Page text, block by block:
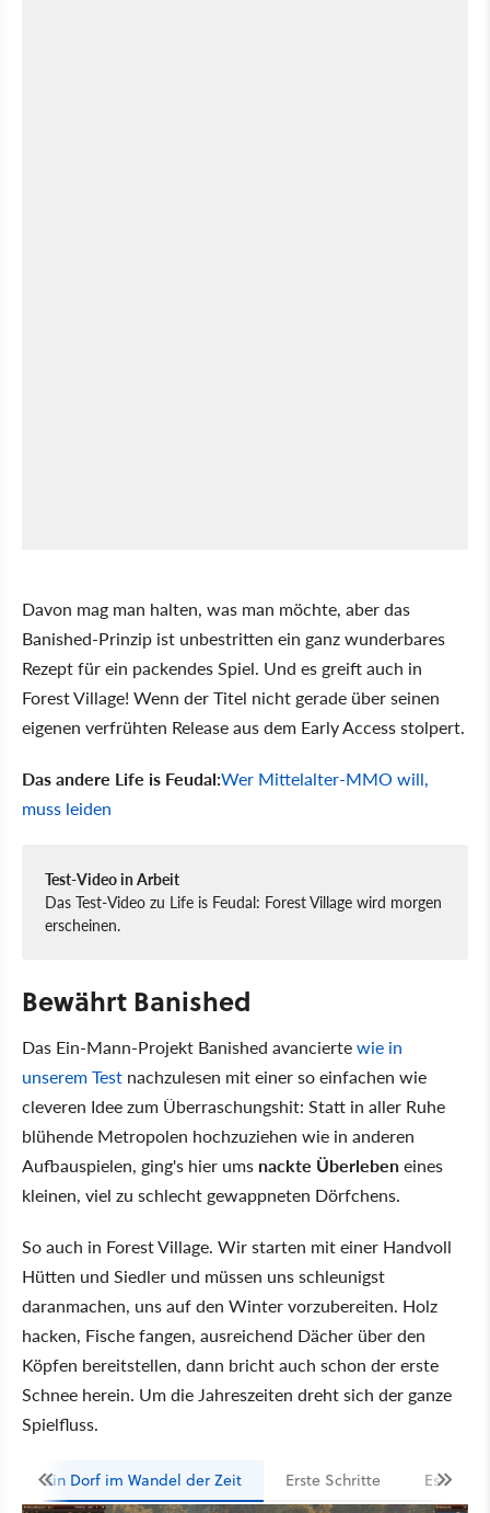
Davon mag man halten, was man möchte, aber das
Banished-Prinzip ist unbestritten ein ganz wunderbares
Rezept für ein packendes Spiel. Und es greift auch in
Forest Village! Wenn der Titel nicht gerade über seinen
eigenen verfrühten Release aus dem Early Access stolpert.
Das andere Life is Feudal:Wer Mittelalter-MMO will,
muss leiden
Test-Video in Arbeit
Das Test-Video zu Life is Feudal: Forest Village wird morgen
erscheinen.
Bewährt Banished
Das Ein-Mann-Projekt Banished avanciertewie in
unserem Test nachzulesen mit einer so einfachen wie
cleveren Idee zum Überraschungshit: Statt in aller Ruhe
blühende Metropolen hochzuziehen wie in anderen
Aufbauspielen, ging's hier ums nackte Überlebeneines
kleinen, viel zu schlecht gewappneten Dörfchens.
So auch in Forest Village. Wir starten mit einer Handvoll
Hütten und Siedler und müssen uns schleunigst
daranmachen, uns auf den Winter vorzubereiten. Holz
hacken, Fische fangen, ausreichend Dächer über den
Köpfen bereitstellen, dann bricht auch schon der erste
Schnee herein. Um die Jahreszeiten dreht sich der ganze
Spielfluss.
Ein Dorf im Wandel der Zeit Erste Schritte Es